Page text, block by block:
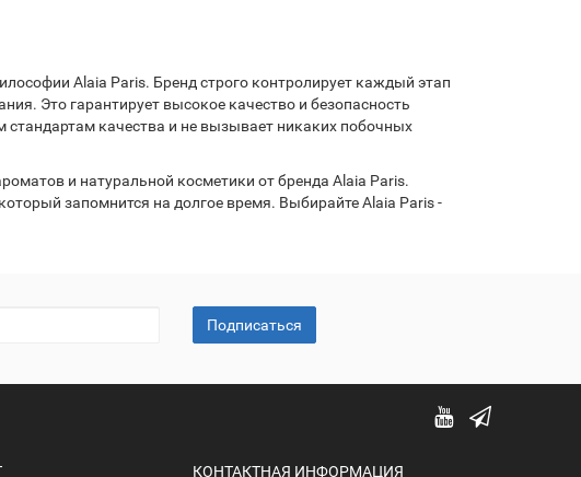
Alaia Paris. Бренд строго контролирует каждый этап
Это гарантирует высокое качество и безопасность
качества и не вызывает никаких побочных
и натуральной косметики от бренда Alaia Paris.
запомнится на долгое время. Выбирайте Alaia Paris -
Подписаться
КОНТАКТНАЯ ИНФОРМАЦИЯ